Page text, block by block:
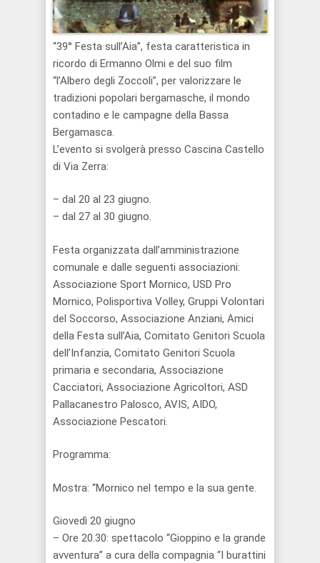
“39° Festa sull’Aia”, festa caratteristica in
ricordo di Ermanno Olmi e del suo film
“l’Albero degli Zoccoli”, per valorizzare le
tradizioni popolari bergamasche, il mondo
contadino e le campagne della Bassa
Bergamasca.
L’evento si svolgerà presso Cascina Castello
di Via Zerra:
– dal 20 al 23 giugno.
– dal 27 al 30 giugno.
Festa organizzata dall’amministrazione
comunale e dalle seguenti associazioni:
Associazione Sport Mornico, USD Pro
Mornico, Polisportiva Volley, Gruppi Volontari
del Soccorso, Associazione Anziani, Amici
della Festa sull’Aia, Comitato Genitori Scuola
dell’Infanzia, Comitato Genitori Scuola
primaria e secondaria, Associazione
Cacciatori, Associazione Agricoltori, ASD
Pallacanestro Palosco, AVIS, AIDO,
Associazione Pescatori.
Programma:
Mostra: “Mornico nel tempo e la sua gente.
Giovedì 20 giugno
– Ore 20.30: spettacolo “Gioppino e la grande
avventura” a cura della compagnia “I burattini